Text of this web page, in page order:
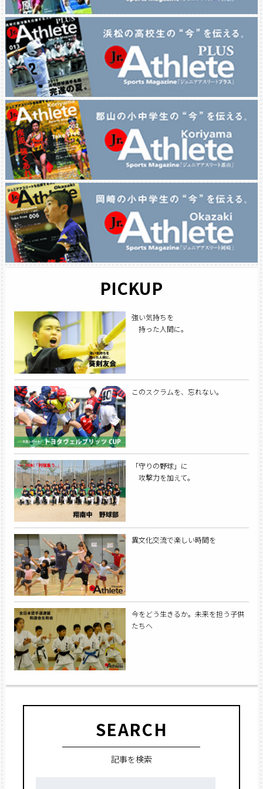
PICKUP
強い気持ちを
持った人間に。
このスクラムを、忘れない。
「守りの野球」に
攻撃力を加えて。
異文化交流で楽しい時間を
今をどう生きるか。未来を担う子供
たちへ
SEARCH
記事を検索